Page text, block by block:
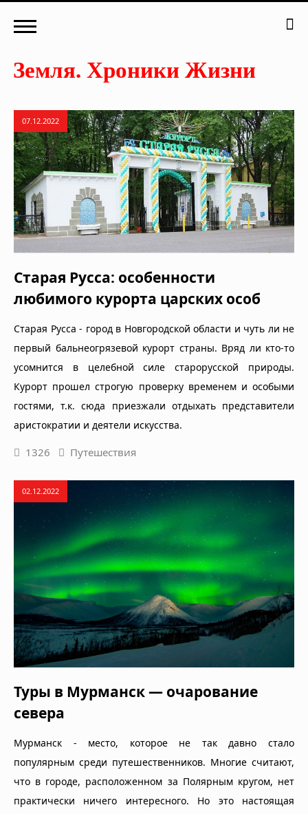
07.12.2022
Старая Русса: особенности
любимого курорта царских особ
Старая Русса - город в Новгородской области и чуть ли не
первый бальнеогрязевой курорт страны. Вряд ли кто-то
усомнится в целебной силе старорусской природы.
Курорт прошел строгую проверку временем и особыми
гостями, т.к. сюда приезжали отдыхать представители
аристократии и деятели искусства.
1326 Путешествия
02.12.2022
Туры в Мурманск — очарование
севера
Мурманск - место, которое не так давно стало
популярным среди путешественников. Многие считают,
что в городе, расположенном за Полярным кругом, нет
практически ничего интересного. Но это настоящая